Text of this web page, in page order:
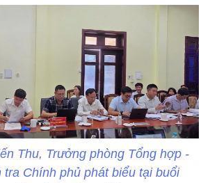
Thu, Trưởng phòng Tổng hợp -
tra Chính phủ phát biểu tại buổi